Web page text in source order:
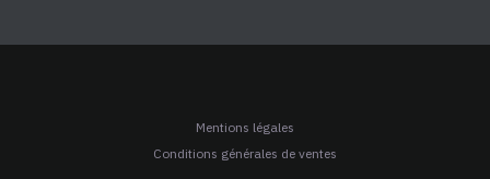
Mentions légales
Conditions générales de ventes